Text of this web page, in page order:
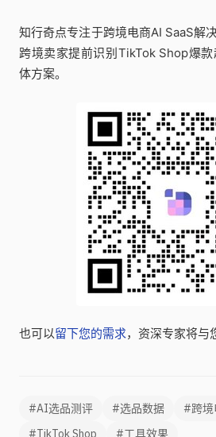
知行奇点专注于跨境电商AI SaaS解
跨境卖家提前识别TikTok Shop爆
体方案。
也可以留下您的需求，资深专家将与
#AI选品测评 #选品数据
#跨境
#TikTok Shop
#工具效果